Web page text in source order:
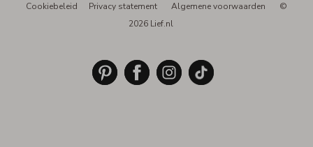
Cookiebeleid Privacy statement Algemene voorwaarden
©
2026 Lief.nl